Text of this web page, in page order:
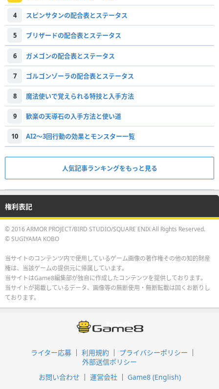
4 スピンサタンの配合表とステータス
5 ブリザードの配合表とステータス
6 ガメゴンの配合表とステータス
7 ゴルゴンゾーラの配合表とステータス
8 魔法使いで覚えられる特技と入手方法
9 歓楽の天導石の入手方法と使い道
10 AI2～3回行動の効果とモンスター一覧
人気記事ランキングをもっと見る
権利表記
© 2016 ARMOR PROJECT/BIRD STUDIO/SQUARE ENIX All Rights Reserved.
© SUGIYAMA KOBO
当サイトのコンテンツ内で使用しているゲーム画像の著作権その他の知的財産
権は、当該ゲームの提供元に帰属しています。
当サイトはGame8編集部が独自に作成したコンテンツを提供しております。
当サイトが掲載しているデータ、画像等の無断使用・無断転載は固くお断りし
ております。
ライター応募 利用規約
プライバシーポリシー
外部送信ポリシー
お問い合わせ
運営会社 Game8 (English)